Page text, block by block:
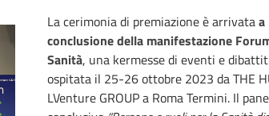
La cerimonia di premiazione è arrivataa
conclusione della manifestazione
Sanità, una kermesse di eventi e
ospitata il 25-26 ottobre 2023 da THE
LVenture GROUP a Roma Termini. Il